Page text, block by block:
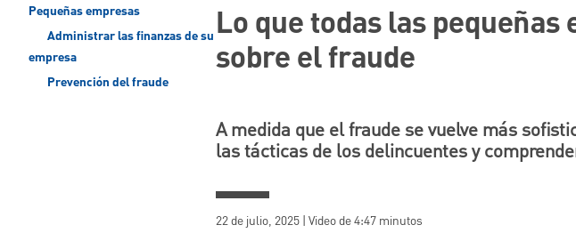
Pequeñas empresas
Administrar las finanzas de su
empresa
Prevención del fraude
Lo que todas las
sobre el fraude
A medida que el fraude se vuelve más
las tácticas de los delincuentes y
22 de julio, 2025 | Video de 4:47 minutos